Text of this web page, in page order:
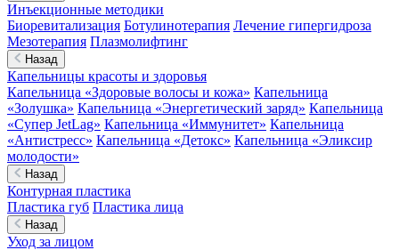
Инъекционные методики
Биоревитализация Ботулинотерапия Лечение гипергидроза
Мезотерапия Плазмолифтинг
Назад
Капельницы красоты и здоровья
Капельница «Здоровые волосы и кожа» Капельница
«Золушка» Капельница «Энергетический заряд» Капельница
«Супер JetLag» Капельница «Иммунитет» Капельница
«Антистресс» Капельница «Детокс» Капельница «Эликсир
молодости»
Назад
Контурная пластика
Пластика губ Пластика лица
Назад
Уход за лицом